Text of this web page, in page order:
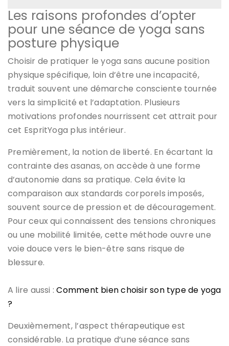
Les raisons profondes d’opter
pour une séance de yoga sans
posture physique
Choisir de pratiquer le yoga sans aucune position
physique spécifique, loin d’être une incapacité,
traduit souvent une démarche consciente tournée
vers la simplicité et l’adaptation. Plusieurs
motivations profondes nourrissent cet attrait pour
cet EspritYoga plus intérieur.
Premièrement, la notion de liberté. En écartant la
contrainte des asanas, on accède à une forme
d’autonomie dans sa pratique. Cela évite la
comparaison aux standards corporels imposés,
souvent source de pression et de découragement.
Pour ceux qui connaissent des tensions chroniques
ou une mobilité limitée, cette méthode ouvre une
voie douce vers le bien-être sans risque de
blessure.
A lire aussi :Comment bien choisir son type de yoga
?
Deuxièmement, l’aspect thérapeutique est
considérable. La pratique d’une séance sans